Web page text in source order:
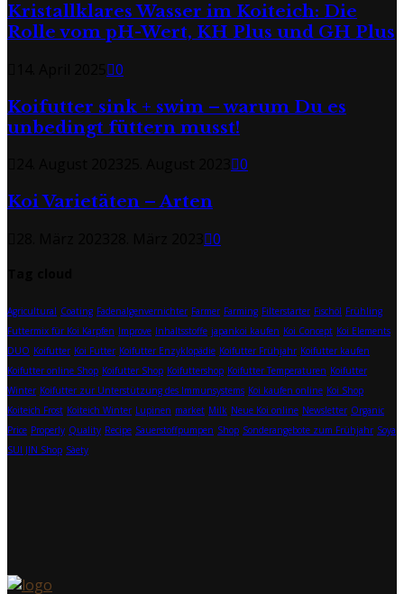
Kristallklares Wasser im Koiteich: Die
Rolle vom pH-Wert, KH Plus und GH Plus
0
Koifutter sink + swim – warum Du es
unbedingt füttern musst!
0
Koi Varietäten – Arten
0
Agricultural Coating Fadenalgenvernichter Farmer Farming Filterstarter Fischöl Frühling
Futtermix für Koi Karpfen Improve Inhaltsstoffe japankoi kaufen Koi Concept Koi Elements
DUO Koifutter Koi Futter Koifutter Enzyklopädie Koifutter Frühjahr Koifutter kaufen
Koifutter online Shop Koifutter Shop Koifuttershop Koifutter Temperaturen Koifutter
Winter Koifutter zur Unterstützung des Immunsystems Koi kaufen online Koi Shop
Koiteich Frost Koiteich Winter Lupinen market Milk Neue Koi online Newsletter Organic
Price Properly Quality Recipe Sauerstoffpumpen Shop Sonderangebote zum Frühjahr Soya
SUI JIN Shop Sàety